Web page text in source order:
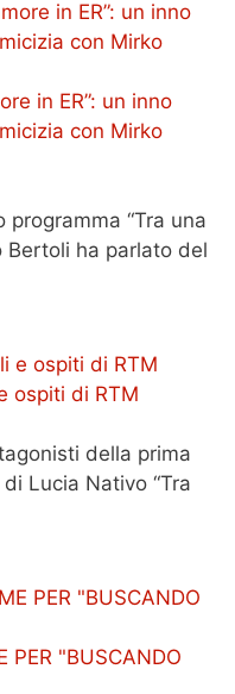
in ER”: un inno
con Mirko
“Tra una
Bertoli ha parlato del
ospiti di RTM
della prima
Lucia Nativo “Tra
PER "BUSCANDO